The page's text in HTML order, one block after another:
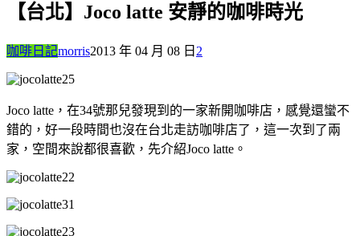
【台北】Joco latte 安靜的咖啡時光
咖啡日記morris2013 年 04 月 08 日 2
Joco latte，在34號那兒發現到的一家新開咖啡店，感覺還蠻不
錯的，好一段時間也沒在台北走訪咖啡店了，這一次到了兩
家，空間來說都很喜歡，先介紹Joco latte。